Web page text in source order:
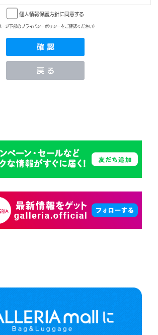
個人情報保護方針に同意する
ージ下部のプライバシーポリシーをご確認ください)